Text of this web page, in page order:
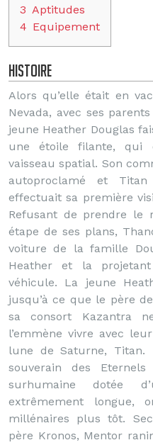
3 Aptitudes
4 Equipement
Histoire
Alors qu’elle était en
Nevada, avec ses
jeune Heather Douglas
une étoile filante, qui
vaisseau spatial. Son
autoproclamé et
effectuait sa première
Refusant de prendre le
étape de ses plans,
voiture de la famille
Heather et la
véhicule. La jeune
jusqu’à ce que le père
sa consort Kazantra
l’emmène vivre avec
lune de Saturne, Titan.
souverain des
surhumaine dotée
extrêmement longue,
millénaires plus tôt.
père Kronos, Mentor